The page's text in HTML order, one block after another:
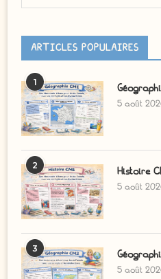
ARTICLES POPULAIRES
1
5 août
2
Histoire
5 août
3
5 août